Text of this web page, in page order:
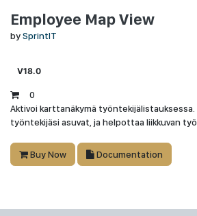
Employee Map View
bySprintIT
V18.0
0
Aktivoi karttanäkymä työntekijälistauksessa.
työntekijäsi asuvat, ja helpottaa liikkuvan
Buy Now Documentation